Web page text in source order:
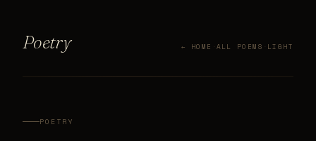
Poetry ← HOME ALL POEMS LIGHT
POETRY